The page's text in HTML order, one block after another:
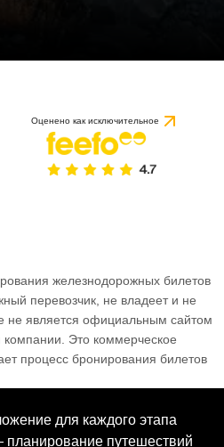
Оценено как исключительное
железнодорожных билетов
перевозчик, не владеет и не
не является официальным сайтом
Это коммерческое
процесс бронирования билетов
для каждого этапа
путешествий